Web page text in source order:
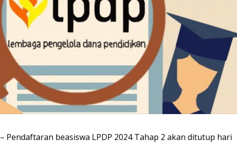
– Pendaftaran beasiswa LPDP 2024 Tahap 2 akan ditutup hari